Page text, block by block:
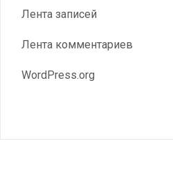
Лента записей
Лента комментариев
WordPress.org